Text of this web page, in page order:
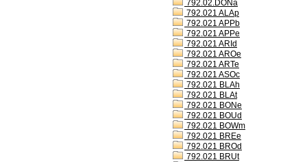
792.02.DONa
792.021 ALAp
792.021 APPb
792.021 APPe
792.021 ARId
792.021 AROe
792.021 ARTe
792.021 ASOc
792.021 BLAh
792.021 BLAt
792.021 BONe
792.021 BOUd
792.021 BOWm
792.021 BREe
792.021 BROd
792.021 BRUt